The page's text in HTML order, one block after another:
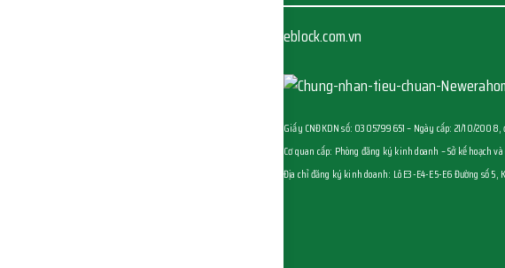
eblock.com.vn
Giấy CNĐKDN số: 0305799651 – Ngày cấp: 21/10/
Cơ quan cấp: Phòng đăng ký kinh doanh – Sở kế hoạch
Địa chỉ đăng ký kinh doanh: Lô E3-E4-E5-E6 Đường số